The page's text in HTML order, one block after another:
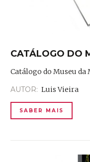
CATÁLOGO DO
Catálogo do Museu da
AUTOR: Luis Vieira
SABER MAIS